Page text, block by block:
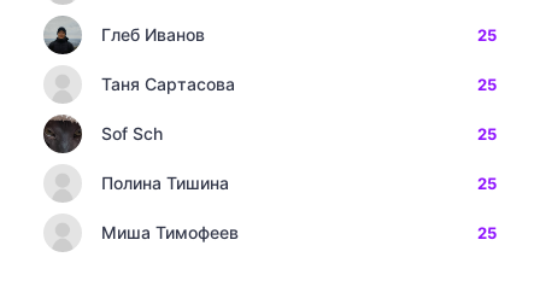
Глеб Иванов 25
Таня Сартасова 25
Sof Sch 25
Полина Тишина 25
Миша Тимофеев 25